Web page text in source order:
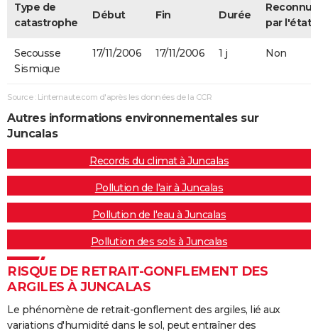
Type de
catastrophe
Début Fin Durée
Reconnue
par l'état
Secousse
Sismique
17/11/2006 17/11/2006 1 j Non
Source : Linternaute.com d'après les données de la CCR
Autres informations environnementales sur
Juncalas
Records du climat à Juncalas
Pollution de l'air à Juncalas
Pollution de l'eau à Juncalas
Pollution des sols à Juncalas
RISQUE DE RETRAIT-GONFLEMENT DES
ARGILES À JUNCALAS
Le phénomène de retrait-gonflement des argiles, lié aux
variations d'humidité dans le sol, peut entraîner des